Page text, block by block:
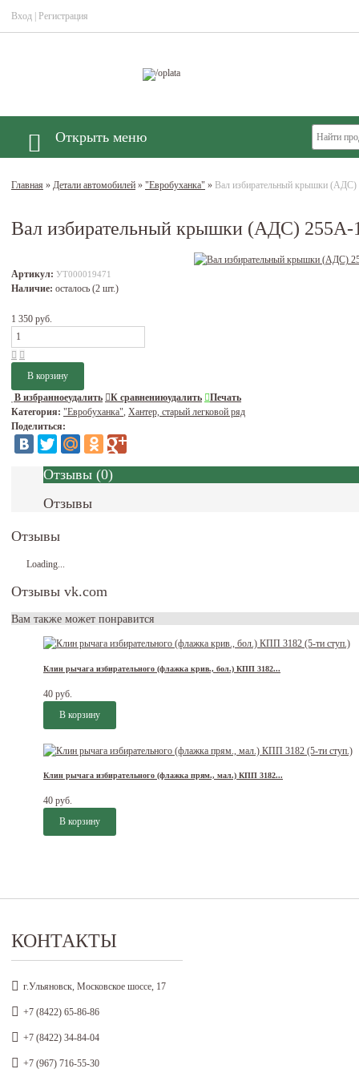
Вход Регистрация
Открыть меню
Главная » Детали автомобилей » "Евробуханка" » Вал избирательный крышки
Вал избирательный крышки (АДС) 255А-
Артикул: УТ000019471
Наличие: осталось (2 шт.)
1 350 руб.
В избранноеудалить К сравнениюудалить
Печать
Категория: "Евробуханка", Хантер, старый легковой ряд
Поделиться:
Отзывы (0)
Отзывы
Отзывы
Loading...
Отзывы vk.com
Вам также может понравится
Клин рычага избирательного (флажка крив., бол.) КПП 3182...
40 руб.
Клин рычага избирательного (флажка прям., мал.) КПП 3182...
40 руб.
КОНТАКТЫ
г.Ульяновск, Московское шоссе, 17
+7 (8422) 65-86-86
+7 (8422) 34-84-04
+7 (967) 716-55-30